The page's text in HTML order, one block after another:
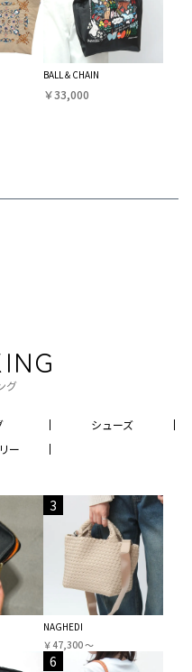
BALL＆CHAIN
￥33,000
グ
シューズ
ー
3
NAGHEDI
￥47,300 〜
6